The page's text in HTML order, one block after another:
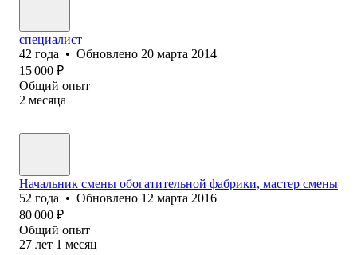
специалист
42 года • Обновлено 20 марта 2014
15 000 ₽
Общий опыт
2 месяца
Начальник смены обогатительной фабрики, мастер смены
52 года • Обновлено 12 марта 2016
80 000 ₽
Общий опыт
27 лет 1 месяц